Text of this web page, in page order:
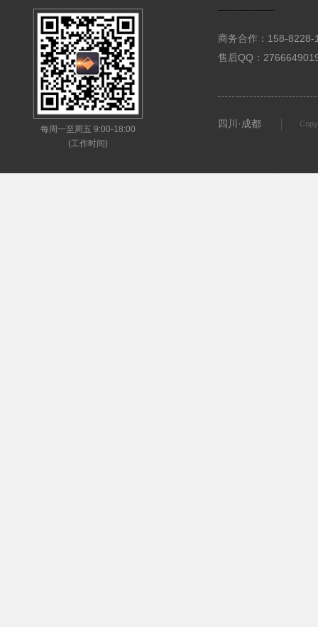
每周一至周五 9:00-18:00
(工作时间)
商务合作：158-
售后QQ：
四川·成都